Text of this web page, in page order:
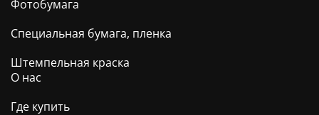
Фотобумага
Специальная бумага, пленка
Штемпельная краска
О нас
Где купить